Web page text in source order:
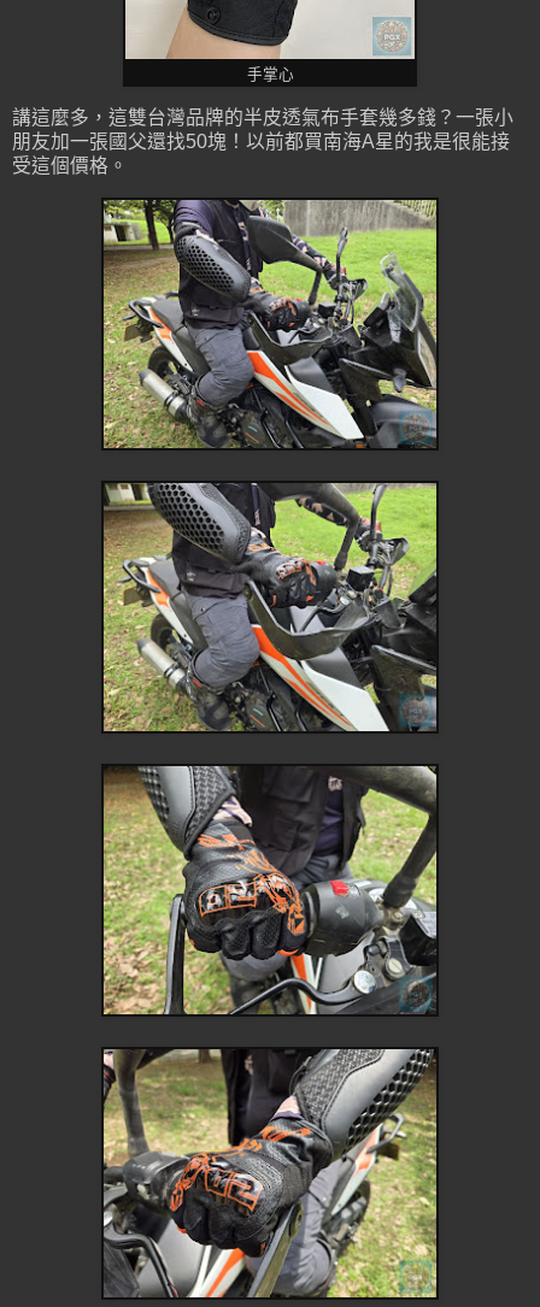
手掌心
講這麼多，這雙台灣品牌的半皮透氣布手套幾多錢？一張小
朋友加一張國父還找50塊！以前都買南海A星的我是很能接
受這個價格。